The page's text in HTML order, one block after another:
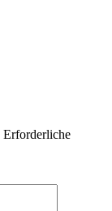
Erforderliche